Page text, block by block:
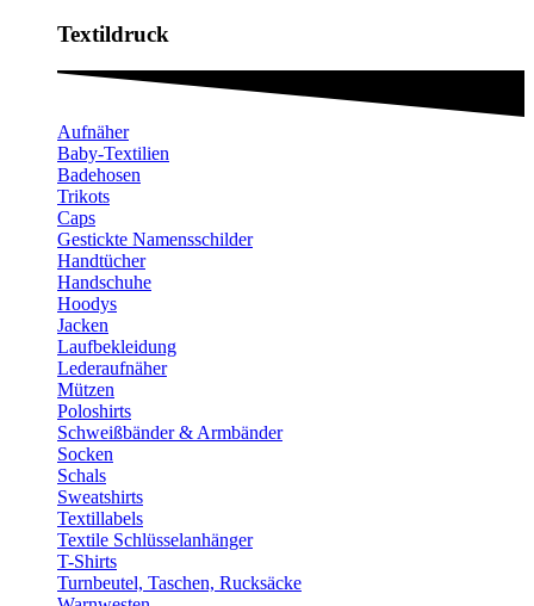
Textildruck​
Aufnäher
Baby-Textilien
Badehosen
Trikots
Caps
Gestickte Namensschilder
Handtücher
Handschuhe
Hoodys
Jacken
Laufbekleidung
Lederaufnäher
Mützen
Poloshirts
Schweißbänder & Armbänder
Socken
Schals
Sweatshirts
Textillabels
Textile Schlüsselanhänger
T-Shirts
Turnbeutel, Taschen, Rucksäcke